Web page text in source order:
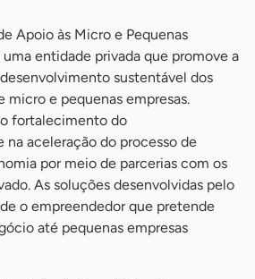
Apoio às Micro e Pequenas
uma entidade privada que promove a
sustentável dos
micro e pequenas empresas.
fortalecimento do
na aceleração do processo de
por meio de parcerias com os
As soluções desenvolvidas pelo
o empreendedor que pretende
até pequenas empresas